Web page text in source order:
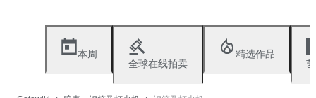
本周
全球在线拍卖
精选作品